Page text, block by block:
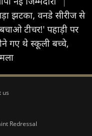
झटका, वनडे सीरीज से
टीचर!' पहाड़ी पर
गए थे स्कूली बच्चे,
us
Redressal